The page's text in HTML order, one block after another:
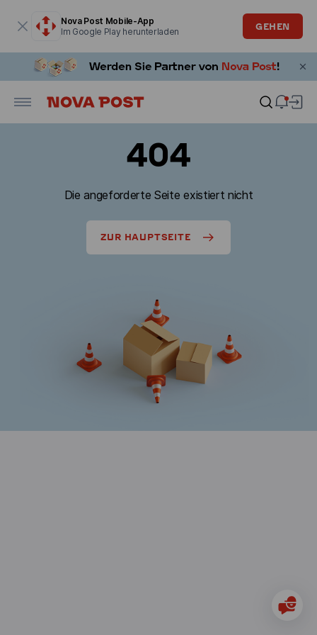
Nova Post Mobile-App
Im Google Play herunterladen
GEHEN
404
Die angeforderte Seite existiert nicht
ZUR HAUPTSEITE